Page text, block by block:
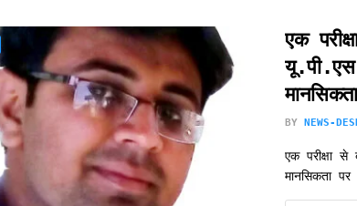
एक
BY NEWS-
एक परीक्षा
मानसिकता